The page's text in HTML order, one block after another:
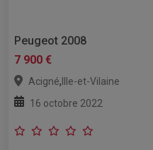
Peugeot 2008
7 900 €
Acigné, Ille-et-Vilaine
16 octobre 2022